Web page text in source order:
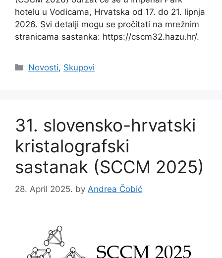
hotelu u Vodicama, Hrvatska od 17. do 21. lipnja
2026. Svi detalji mogu se pročitati na mrežnim
stranicama sastanka: https://cscm32.hazu.hr/.
Categories
Novosti, Skupovi
31. slovensko-hrvatski
kristalografski
sastanak (SCCM 2025)
28. April 2025. by Andrea Čobić